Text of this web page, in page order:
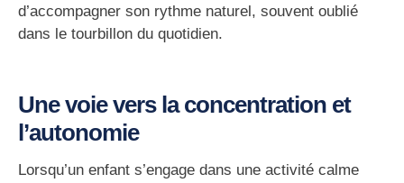
d’accompagner son rythme naturel, souvent oublié
dans le tourbillon du quotidien.
Une voie vers la concentration et
l’autonomie
Lorsqu’un enfant s’engage dans une activité calme